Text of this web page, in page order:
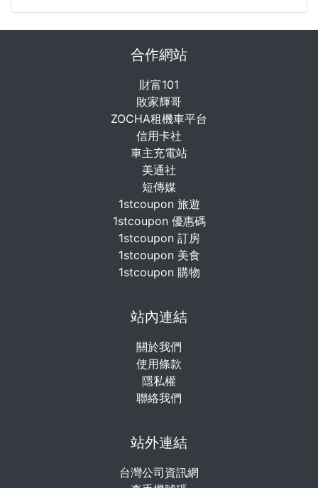
合作網站
財富101
敗家輝哥
ZOCHA租機車平台
信用卡社
車主充電站
美通社
短傳媒
1stcoupon 旅遊
1stcoupon 優惠碼
1stcoupon 訂房
1stcoupon 美食
1stcoupon 購物
站內連結
關於我們
使用條款
隱私權
聯絡我們
站外連結
台灣公司資訊網